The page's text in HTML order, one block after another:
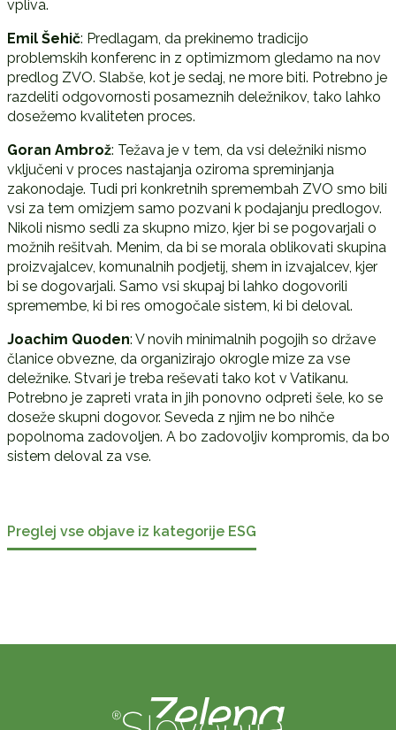
vpliva.
Emil Šehič: Predlagam, da prekinemo tradicijo
problemskih konferenc in z optimizmom gledamo na nov
predlog ZVO. Slabše, kot je sedaj, ne more biti. Potrebno je
razdeliti odgovornosti posameznih deležnikov, tako lahko
dosežemo kvaliteten proces.
Goran Ambrož: Težava je v tem, da vsi deležniki nismo
vključeni v proces nastajanja oziroma spreminjanja
zakonodaje. Tudi pri konkretnih spremembah ZVO smo bili
vsi za tem omizjem samo pozvani k podajanju predlogov.
Nikoli nismo sedli za skupno mizo, kjer bi se pogovarjali o
možnih rešitvah. Menim, da bi se morala oblikovati skupina
proizvajalcev, komunalnih podjetij, shem in izvajalcev, kjer
bi se dogovarjali. Samo vsi skupaj bi lahko dogovorili
spremembe, ki bi res omogočale sistem, ki bi deloval.
Joachim Quoden: V novih minimalnih pogojih so države
članice obvezne, da organizirajo okrogle mize za vse
deležnike. Stvari je treba reševati tako kot v Vatikanu.
Potrebno je zapreti vrata in jih ponovno odpreti šele, ko se
doseže skupni dogovor. Seveda z njim ne bo nihče
popolnoma zadovoljen. A bo zadovoljiv kompromis, da bo
sistem deloval za vse.
Preglej vse objave iz kategorije ESG